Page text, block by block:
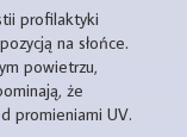
profilaktyki
na słońce.
powietrzu,
że
promieniami UV.